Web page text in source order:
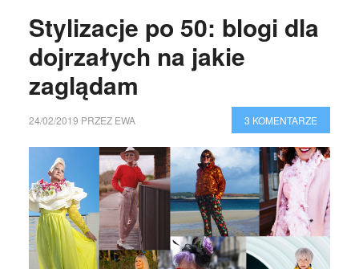
Stylizacje po 50: blogi dla
dojrzałych na jakie
zaglądam
24/02/2019 PRZEZ EWA 3 KOMENTARZE